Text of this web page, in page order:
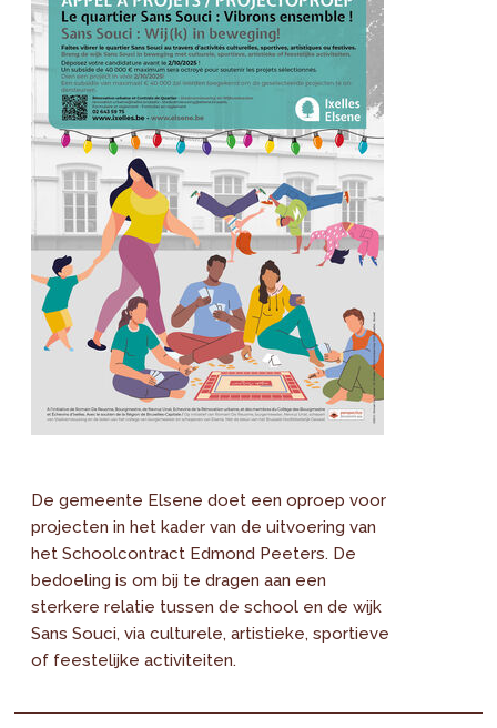
De gemeente Elsene doet een oproep voor
projecten in het kader van de uitvoering van
het Schoolcontract Edmond Peeters. De
bedoeling is om bij te dragen aan een
sterkere relatie tussen de school en de wijk
Sans Souci, via culturele, artistieke, sportieve
of feestelijke activiteiten.